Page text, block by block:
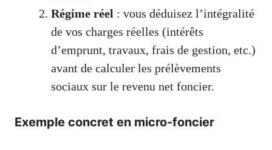
Régime réel : vous déduisez l’intégralité
de vos charges réelles (intérêts
d’emprunt, travaux, frais de gestion, etc.)
avant de calculer les prélèvements
sociaux sur le revenu net foncier.
Exemple concret en micro-foncier